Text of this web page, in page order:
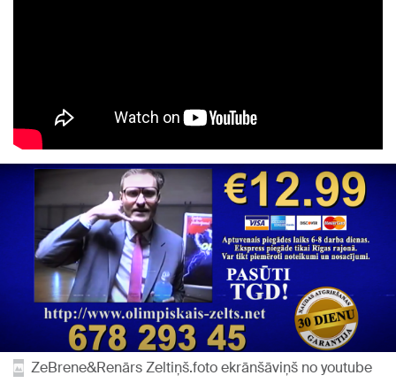
ZeBrene&Renārs Zeltiņš.foto ekrānšāviņš no youtube